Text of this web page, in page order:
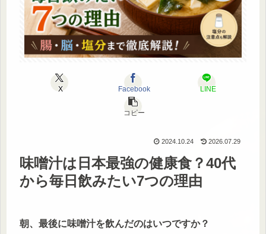
X Facebook LINE
コピー
2024.10.24 2026.07.29
味噌汁は日本最強の健康食？40代
から毎日飲みたい7つの理由
朝、最後に味噌汁を飲んだのはいつですか？